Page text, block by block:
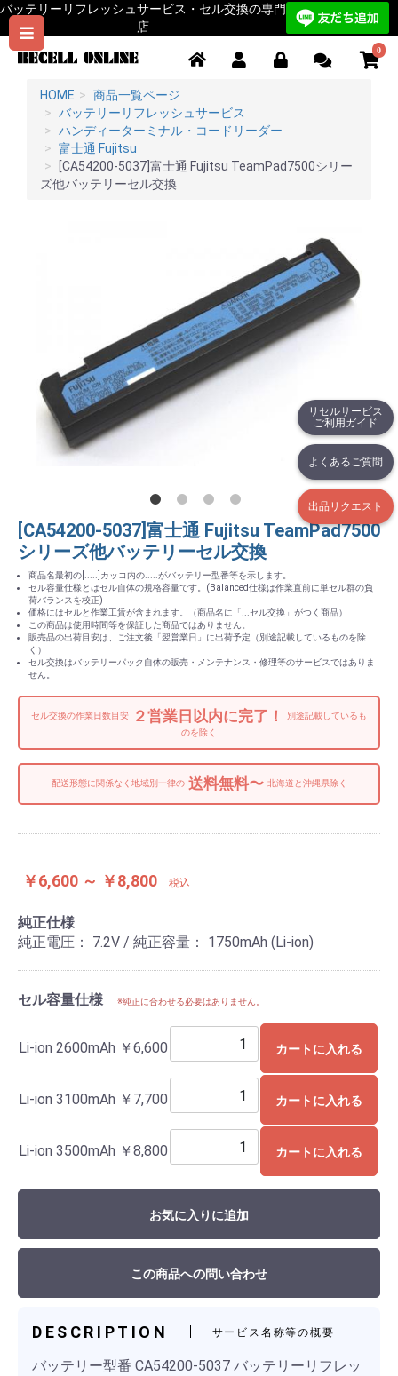
リセルサービス
ご利用ガイド
よくあるご質問
出品リクエスト
バッテリーリフレッシュサービス・セル交換の専門
店
0
HOME
商品一覧ページ
バッテリーリフレッシュサービス
ハンディーターミナル・コードリーダー
富士通 Fujitsu
[CA54200-5037]富士通 Fujitsu TeamPad7500シリー
ズ他バッテリーセル交換
[CA54200-5037]富士通 Fujitsu TeamPad7500
シリーズ他バッテリーセル交換
商品名最初の[.....]カッコ内の.....がバッテリー型番等を示します。
セル容量仕様とはセル自体の規格容量です。(Balanced仕様は作業直前に単セル群の負
荷バランスを校正)
価格にはセルと作業工賃が含まれます。（商品名に「...セル交換」がつく商品）
この商品は使用時間等を保証した商品ではありません。
販売品の出荷目安は、ご注文後「翌営業日」に出荷予定（別途記載しているものを除
く）
セル交換はバッテリーパック自体の販売・メンテナンス・修理等のサービスではありま
せん。
セル交換の作業日数目安 ２営業日以内に完了！
別途記載しているも
のを除く
配送形態に関係なく地域別一律の送料無料〜 北海道と沖縄県除く
￥6,600 ～ ￥8,800 税込
純正仕様
純正電圧： 7.2V / 純正容量： 1750mAh (Li-ion)
セル容量仕様 ※純正に合わせる必要はありません。
Li-ion 2600mAh ￥6,600 カートに入れる
Li-ion 3100mAh ￥7,700 カートに入れる
Li-ion 3500mAh ￥8,800 カートに入れる
お気に入りに追加
この商品への問い合わせ
DESCRIPTION サービス名称等の概要
バッテリー型番 CA54200-5037 バッテリーリフレッ